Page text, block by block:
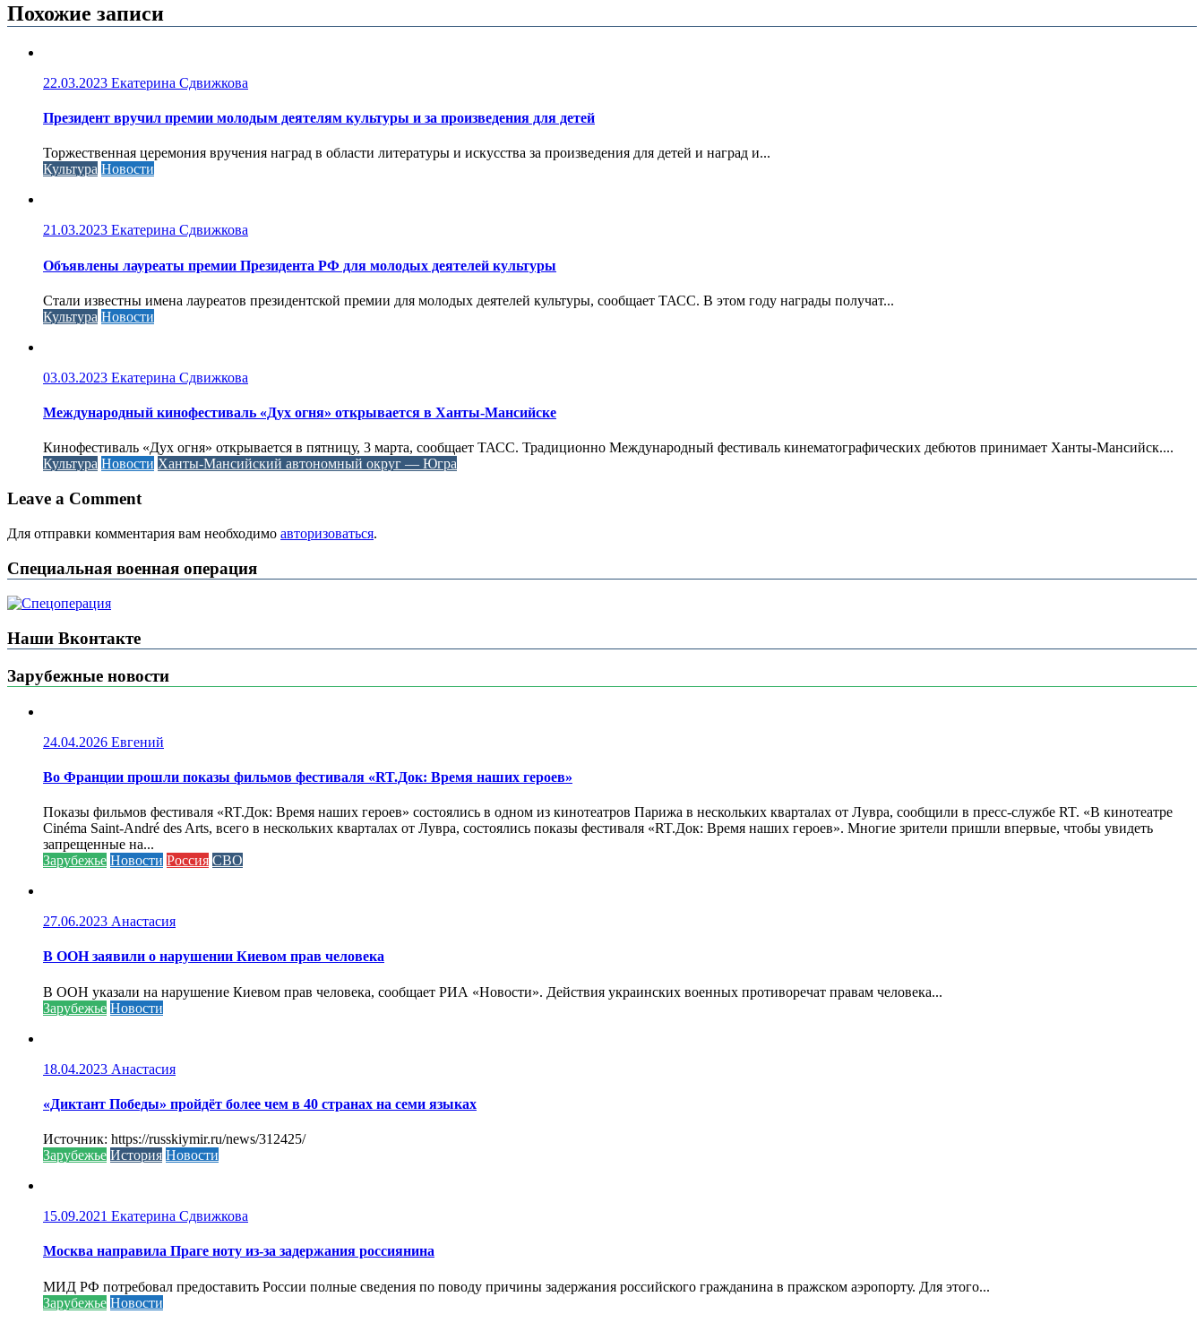
Похожие записи
22.03.2023 Екатерина Сдвижкова
Президент вручил премии молодым деятелям культуры и за произведения для детей
Торжественная церемония вручения наград в области литературы и искусства за произведения для детей и наград и...
Культура Новости
21.03.2023 Екатерина Сдвижкова
Объявлены лауреаты премии Президента РФ для молодых деятелей культуры
Стали известны имена лауреатов президентской премии для молодых деятелей культуры, сообщает ТАСС. В этом году награды получат...
Культура Новости
03.03.2023 Екатерина Сдвижкова
Международный кинофестиваль «Дух огня» открывается в Ханты-Мансийске
Кинофестиваль «Дух огня» открывается в пятницу, 3 марта, сообщает ТАСС. Традиционно Международный фестиваль кинематографических дебютов принимает Ханты-Мансийск....
Культура Новости Ханты-Мансийский автономный округ — Югра
Leave a Comment
Для отправки комментария вам необходимо авторизоваться.
Специальная военная операция
Наши Вконтакте
Зарубежные новости
24.04.2026 Евгений
Во Франции прошли показы фильмов фестиваля «RT.Док: Время наших героев»
Показы фильмов фестиваля «RT.Док: Время наших героев» состоялись в одном из кинотеатров Парижа в нескольких кварталах от Лувра, сообщили в пресс-службе RT. «В кинотеатре
Cinéma Saint-André des Arts, всего в нескольких кварталах от Лувра, состоялись показы фестиваля «RT.Док: Время наших героев». Многие зрители пришли впервые, чтобы увидеть
запрещенные на...
Зарубежье Новости Россия СВО
27.06.2023 Анастасия
В ООН заявили о нарушении Киевом прав человека
В ООН указали на нарушение Киевом прав человека, сообщает РИА «Новости». Действия украинских военных противоречат правам человека...
Зарубежье Новости
18.04.2023 Анастасия
«Диктант Победы» пройдёт более чем в 40 странах на семи языках
Источник: https://russkiymir.ru/news/312425/
Зарубежье История Новости
15.09.2021 Екатерина Сдвижкова
Москва направила Праге ноту из-за задержания россиянина
МИД РФ потребовал предоставить России полные сведения по поводу причины задержания российского гражданина в пражском аэропорту. Для этого...
Зарубежье Новости